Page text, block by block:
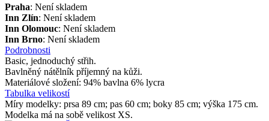
Praha: Není skladem
Inn Zlín: Není skladem
Inn Olomouc: Není skladem
Inn Brno: Není skladem
Podrobnosti
Basic, jednoduchý střih.
Bavlněný nátělník příjemný na kůži.
Materiálové složení: 94% bavlna 6% lycra
Tabulka velikostí
Míry modelky: prsa 89 cm; pas 60 cm; boky 85 cm; výška 175 cm.
Modelka má na sobě velikost XS.